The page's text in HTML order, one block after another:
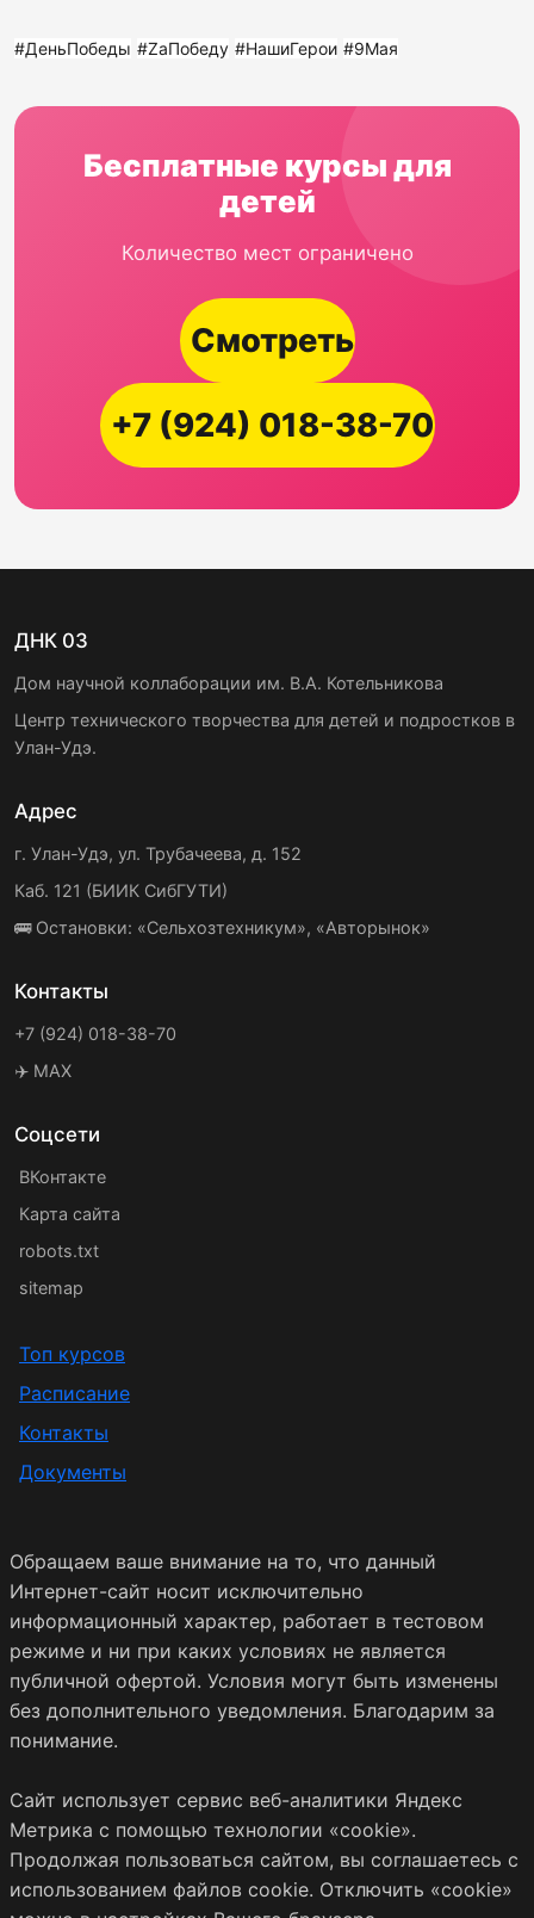
#ДеньПобеды #ZаПобеду #НашиГерои #9Мая
Бесплатные курсы для
детей
Количество мест ограничено
Смотреть
+7 (924) 018-38-70
ДНК 03
Дом научной коллаборации им. В.А. Котельникова
Центр технического творчества для детей и подростков в
Улан-Удэ.
Адрес
г. Улан-Удэ, ул. Трубачеева, д. 152
Каб. 121 (БИИК СибГУТИ)
🚌 Остановки: «Сельхозтехникум», «Авторынок»
Контакты
+7 (924) 018-38-70
✈️ MAX
Соцсети
ВКонтакте
Карта сайта
robots.txt
sitemap
Топ курсов
Расписание
Контакты
Документы
Обращаем ваше внимание на то, что данный
Интернет-сайт носит исключительно
информационный характер, работает в тестовом
режиме и ни при каких условиях не является
публичной офертой. Условия могут быть изменены
без дополнительного уведомления. Благодарим за
понимание.
Сайт использует сервис веб-аналитики Яндекс
Метрика с помощью технологии «cookie».
Продолжая пользоваться сайтом, вы соглашаетесь с
использованием файлов cookie. Отключить «cookie»